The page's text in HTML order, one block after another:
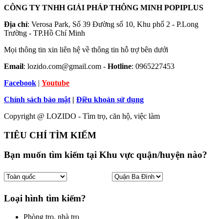
CÔNG TY TNHH GIẢI PHÁP THÔNG MINH POPIPLUS
Địa chỉ: Verosa Park, Số 39 Đường số 10, Khu phố 2 - P.Long
Trường - TP.Hồ Chí Minh
Mọi thông tin xin liên hệ về thông tin hỗ trợ bên dưới
Email: lozido.com@gmail.com - Hotline: 0965227453
Facebook | Youtube
Chính sách bảo mật | Điều khoản sử dụng
Copyright @ LOZIDO - Tìm trọ, căn hộ, việc làm
TIÊU CHÍ TÌM KIẾM
Bạn muốn tìm kiếm tại Khu vực quận/huyện nào?
Loại hình tìm kiếm?
Phòng trọ, nhà trọ